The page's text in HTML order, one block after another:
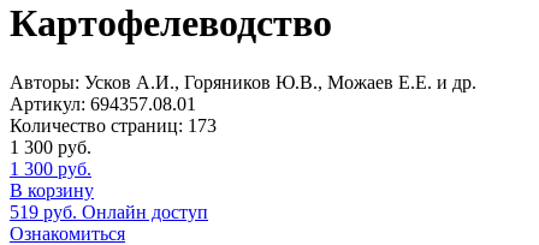
Картофелеводство
Авторы: Усков А.И., Горяников Ю.В., Можаев Е.Е. и др.
Артикул: 694357.08.01
Количество страниц: 173
1 300 руб.
1 300 руб.
В корзину
519 руб. Онлайн доступ
Ознакомиться